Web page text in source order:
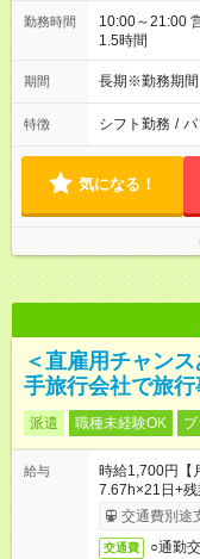
勤務時間
10:00～21:00 営業時間に合わせたシフト制 実働7.5時間 休憩
1.5時間
期間 長期※勤務期間
特徴 シフト勤務 /
気になる！
＜直雇用チャン
手旅行会社で旅行
派遣 職種未経験OK
給与
時給1,700円【
7.67h×21日+
交通費別途
交通費 ○通勤